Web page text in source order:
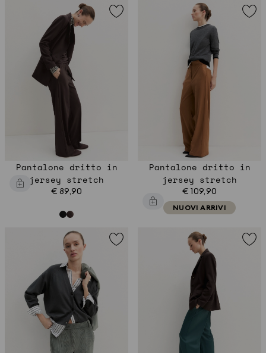
Pantalone dritto in
jersey stretch
€ 89,90
Pantalone dritto in
jersey stretch
€ 109,90
NUOVI ARRIVI